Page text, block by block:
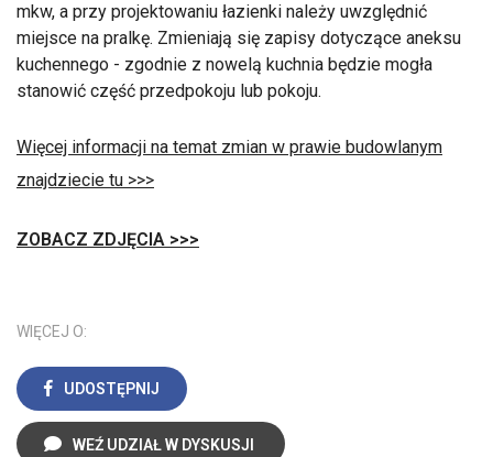
mkw, a przy projektowaniu łazienki należy uwzględnić
miejsce na pralkę. Zmieniają się zapisy dotyczące aneksu
kuchennego - zgodnie z nowelą kuchnia będzie mogła
stanowić część przedpokoju lub pokoju.
Więcej informacji na temat zmian w prawie budowlanym
znajdziecie tu >>>
ZOBACZ ZDJĘCIA >>>
WIĘCEJ O:
UDOSTĘPNIJ
WEŹ UDZIAŁ W DYSKUSJI